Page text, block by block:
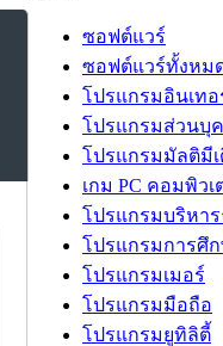
ซอฟต์แวร์
ซอฟต์แวร์ทั้งหม
โปรแกรมอินเทอ
โปรแกรมส่วนบุ
โปรแกรมมัลติมีเ
เกม PC คอมพิวเ
โปรแกรมบริหา
โปรแกรมการศึ
โปรแกรมเมอร์
โปรแกรมมือถือ
โปรแกรมยูทิลิตี้